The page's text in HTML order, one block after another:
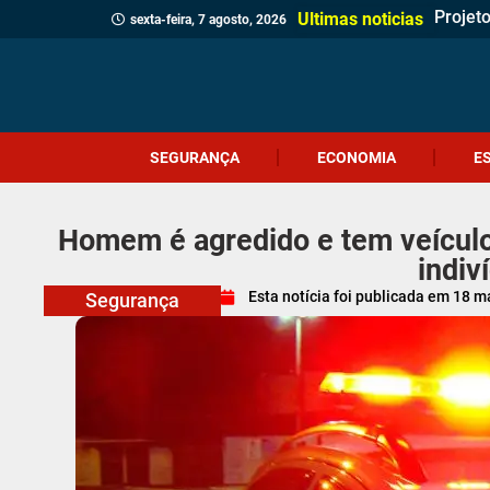
sexta-feira, 7 agosto, 2026 Ultimas noticias Dia
Corpo
Içara
Idosa
SEGURANÇA ECONOMIA
Homem é agredido e tem
Segurança Esta notícia foi publicada em 18